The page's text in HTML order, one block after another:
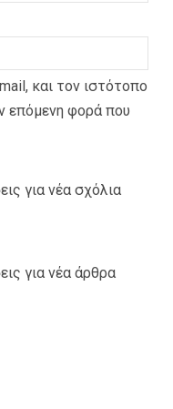
και τον ιστότοπο
επόμενη φορά που
για νέα σχόλια
για νέα άρθρα